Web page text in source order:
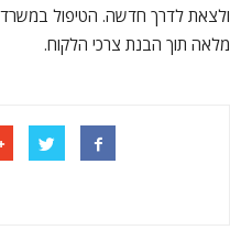
ולצאת לדרך חדשה. הטיפול במשרד
מלאה תוך הבנת צרכי הלקוח.